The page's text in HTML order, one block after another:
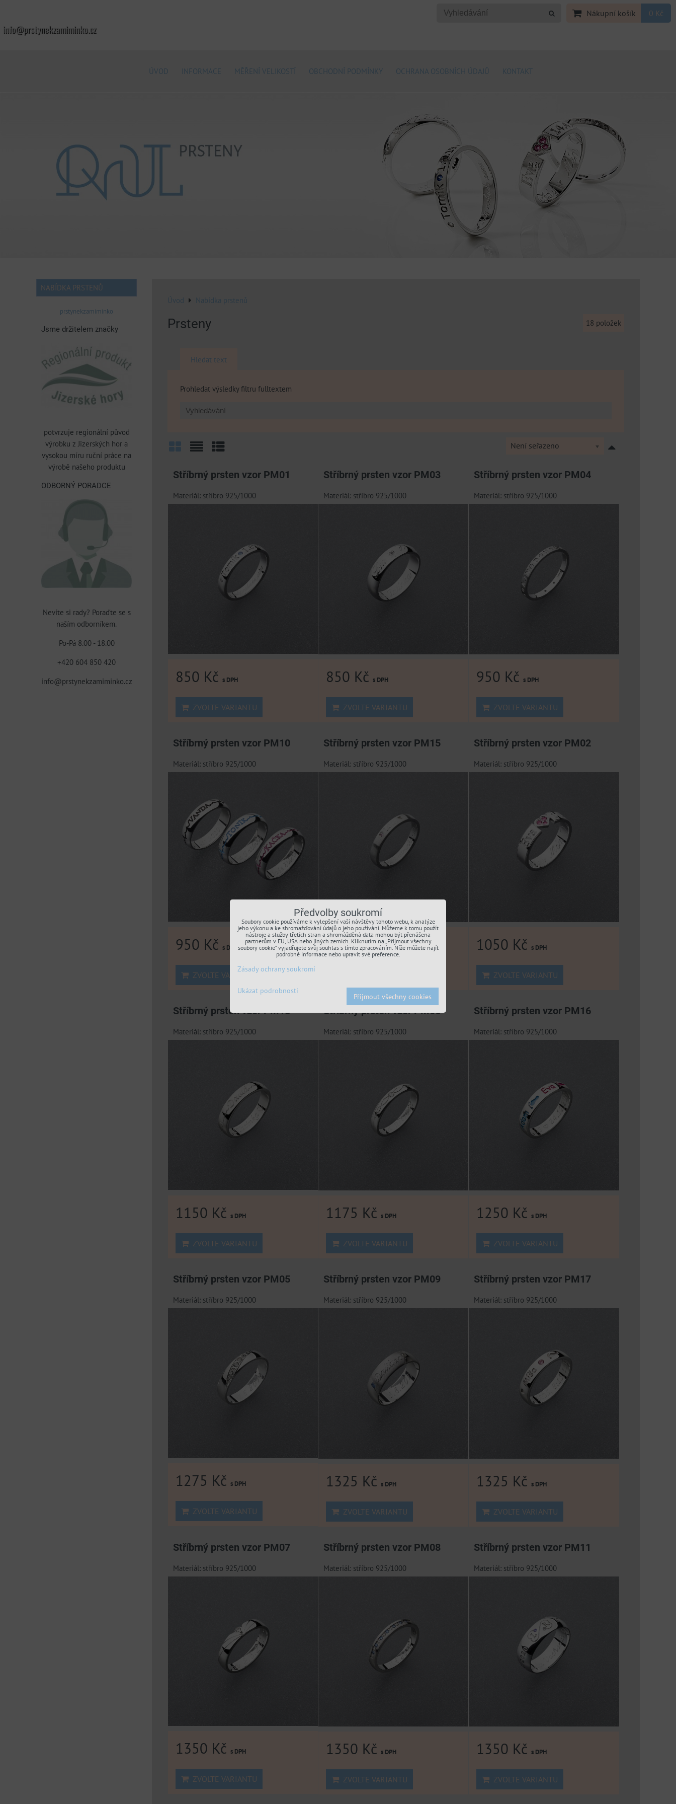
info@prstynekzamiminko.cz
Nákupní košík 0 Kč
ÚVOD INFORMACE MĚŘENÍ VELIKOSTÍ OBCHODNÍ PODMÍNKY OCHRANA OSOBNÍCH ÚDAJŮ KONTAKT
Úvod Nabídka prstenů
Prsteny 18 položek
Hledat text
Prohledat výsledky filtru fulltextem
Není seřazeno
Stříbrný prsten vzor PM01
Materiál: stříbro 925/1000
850 Kč s DPH
ZVOLTE VARIANTU
Stříbrný prsten vzor PM03
Materiál: stříbro 925/1000
850 Kč s DPH
ZVOLTE VARIANTU
Stříbrný prsten vzor PM04
Materiál: stříbro 925/1000
950 Kčs DPH
ZVOLTE VARIANTU
Stříbrný prsten vzor PM10
Materiál: stříbro 925/1000
950 Kč s DPH
ZVOLTE VARIANTU
Stříbrný prsten vzor PM15
Materiál: stříbro 925/1000
950 Kčs DPH
Stříbrný prsten vzor PM02
Materiál: stříbro 925/1000
1050 Kčs DPH
ZVOLTE VARIANTU
Stříbrný prsten vzor PM18
Materiál: stříbro 925/1000
1150 Kč s DPH
ZVOLTE VARIANTU
Stříbrný prsten vzor PM06
Materiál: stříbro 925/1000
1175 Kč s DPH
ZVOLTE VARIANTU
Stříbrný prsten vzor PM16
Materiál: stříbro 925/1000
1250 Kčs DPH
ZVOLTE VARIANTU
Stříbrný prsten vzor PM05
Materiál: stříbro 925/1000
1275 Kč s DPH
ZVOLTE VARIANTU
Stříbrný prsten vzor PM09
Materiál: stříbro 925/1000
1325 Kč s DPH
ZVOLTE VARIANTU
Stříbrný prsten vzor PM17
Materiál: stříbro 925/1000
1325 Kčs DPH
ZVOLTE VARIANTU
Stříbrný prsten vzor PM07
Materiál: stříbro 925/1000
1350 Kč s DPH
ZVOLTE VARIANTU
Stříbrný prsten vzor PM08
Materiál: stříbro 925/1000
1350 Kč s DPH
ZVOLTE VARIANTU
Stříbrný prsten vzor PM11
Materiál: stříbro 925/1000
1350 Kčs DPH
ZVOLTE VARIANTU
NABÍDKA PRSTENŮ
prstynekzamiminko
Jsme držitelem značky
potvrzuje regionální původ
výrobku z Jizerských hor a
vysokou míru ruční práce na
výrobě našeho produktu
ODBORNÝ PORADCE
Nevíte si rady? Poraďte se s
naším odborníkem.
Po-Pá 8.00 - 18.00
+420 604 850 420
info@prstynekzamiminko.cz
Předvolby soukromí
Soubory cookie používáme k vylepšení vaší návštěvy tohoto webu, k analýze
jeho výkonu a ke shromažďování údajů o jeho používání. Můžeme k tomu použít
nástroje a služby třetích stran a shromážděná data mohou být přenášena
partnerům v EU, USA nebo jiných zemích. Kliknutím na „Přijmout všechny
soubory cookie“ vyjadřujete svůj souhlas s tímto zpracováním. Níže můžete najít
podrobné informace nebo upravit své preference.
Zásady ochrany soukromí
Ukázat podrobnosti
Přijmout všechny cookies